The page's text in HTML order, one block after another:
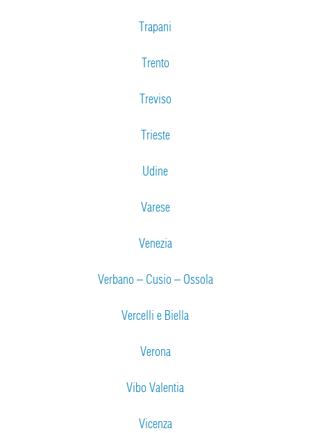
Trapani
Trento
Treviso
Trieste
Udine
Varese
Venezia
Verbano – Cusio – Ossola
Vercelli e Biella
Verona
Vibo Valentia
Vicenza